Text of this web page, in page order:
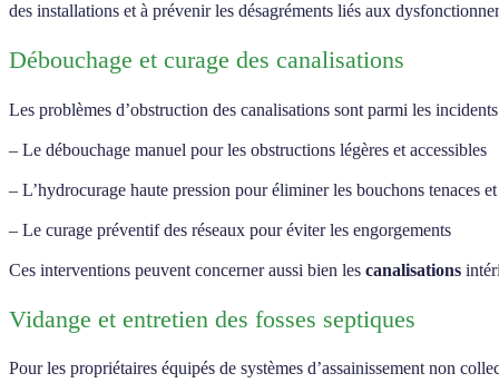
des installations et à prévenir les désagréments liés aux
Débouchage et curage des canalisations
Les problèmes d’obstruction des canalisations sont parmi les
– Le débouchage manuel pour les obstructions légères et accessibles
– L’hydrocurage haute pression pour éliminer les bouchons tenaces
– Le curage préventif des réseaux pour éviter les engorgements
Ces interventions peuvent concerner aussi bien les canalisations
Vidange et entretien des fosses septiques
Pour les propriétaires équipés de systèmes d’assainissement non